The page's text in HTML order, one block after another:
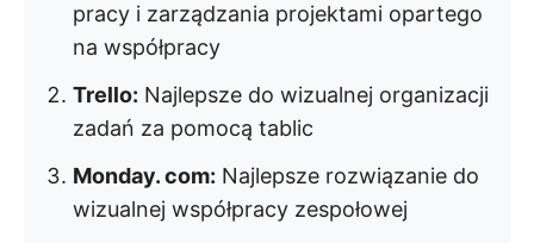
pracy i zarządzania projektami opartego
na współpracy
Trello: Najlepsze do wizualnej organizacji
zadań za pomocą tablic
Monday. com: Najlepsze rozwiązanie do
wizualnej współpracy zespołowej